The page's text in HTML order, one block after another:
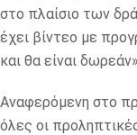
στο πλαίσιο των
έχει βίντεο με
και θα είναι
Αναφερόμενη στο
όλες οι